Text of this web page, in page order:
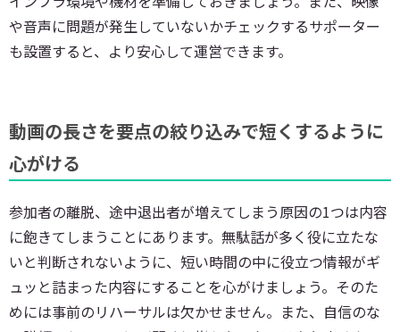
や音声に問題が発生していないかチェックするサポーター
も設置すると、より安心して運営できます。
動画の長さを要点の絞り込みで短くするように
心がける
参加者の離脱、途中退出者が増えてしまう原因の1つは内容
に飽きてしまうことにあります。無駄話が多く役に立たな
いと判断されないように、短い時間の中に役立つ情報がギ
ュッと詰まった内容にすることを心がけましょう。そのた
めには事前のリハーサルは欠かせません。また、自信のな